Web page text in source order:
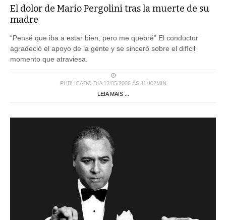
El dolor de Mario Pergolini tras la muerte de su
madre
“Pensé que iba a estar bien, pero me quebré” El conductor
agradeció el apoyo de la gente y se sinceró sobre el difícil
momento que atraviesa.
PUBLICADO DIA 12/05/2026 ÀS 11H02MIN
LEIA MAIS ...